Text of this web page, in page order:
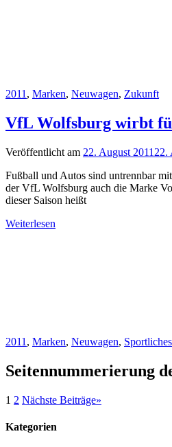
2011 , Marken, Neuwagen, Zukunft
VfL Wolfsburg wirbt
Veröffentlicht am 22. August 2011 22.
Fußball und Autos sind untrennbar
der VfL Wolfsburg auch die Marke
dieser Saison heißt
Weiterlesen
2011 , Marken, Neuwagen, Sportliches
Seitennummerierung
1 2 Nächste Beiträge»
Kategorien